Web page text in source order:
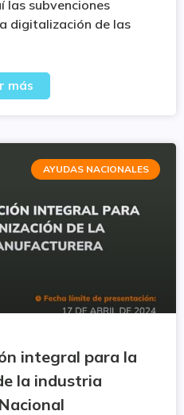
las subvenciones
digitalización de las
más
AYUDAS NACIONALES
integral para la
la industria